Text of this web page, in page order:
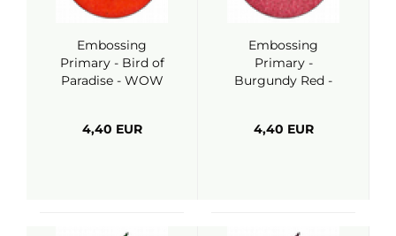
Embossing
Primary - Bird of
Paradise - WOW
4,40 EUR
Embossing
Primary -
Burgundy Red -
4,40 EUR